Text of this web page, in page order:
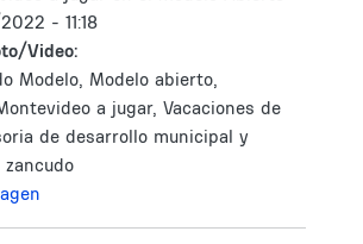
- 11:18
Video:
Modelo, Modelo abierto,
a jugar, Vacaciones de
de desarrollo municipal y